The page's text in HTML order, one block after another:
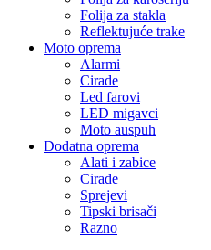
Folija za stakla
Reflektujuće trake
Moto oprema
Alarmi
Cirade
Led farovi
LED migavci
Moto auspuh
Dodatna oprema
Alati i zabice
Cirade
Sprejevi
Tipski brisači
Razno